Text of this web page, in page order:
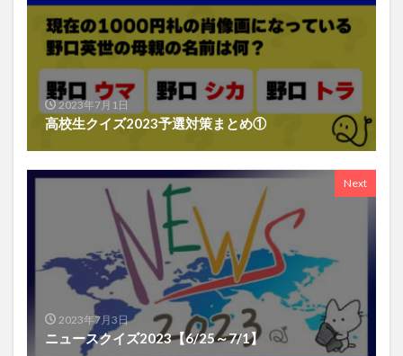
2023年7月1日
高校生クイズ2023予選対策まとめ①
Next
2023年7月3日
ニュースクイズ2023【6/25～7/1】